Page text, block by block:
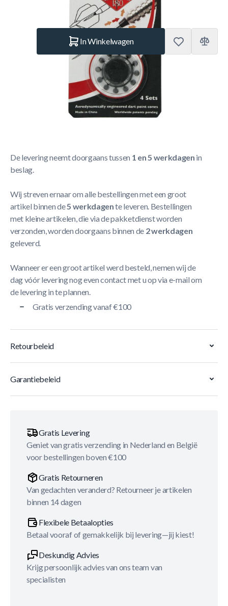
In Winkelwagen
Trident 180 Dartpoint Cones Meer Lezen
De levering neemt doorgaans tussen 1 en 5 werkdagen in
beslag.
Wij streven ernaar om alle bestellingen met een groot
artikel binnen de5 werkdagente leveren. Bestellingen
met kleine artikelen, die via de pakketdienst worden
verzonden, worden doorgaans binnen de 2 werkdagen
geleverd.
Wanneer er een groot artikel werd besteld, nemen wij de
dag vóór levering nog even contact met u op via e-mail om
de levering in te plannen.
Gratis verzending vanaf €100
Retourbeleid
Garantiebeleid
Gratis Levering
Geniet van gratis verzending in Nederland en België
voor bestellingen boven €100
Gratis Retourneren
Van gedachten veranderd? Retourneer je artikelen
binnen 14 dagen
Flexibele Betaalopties
Betaal vooraf of gemakkelijk bij levering—jij kiest!
Deskundig Advies
Krijg persoonlijk advies van ons team van
specialisten